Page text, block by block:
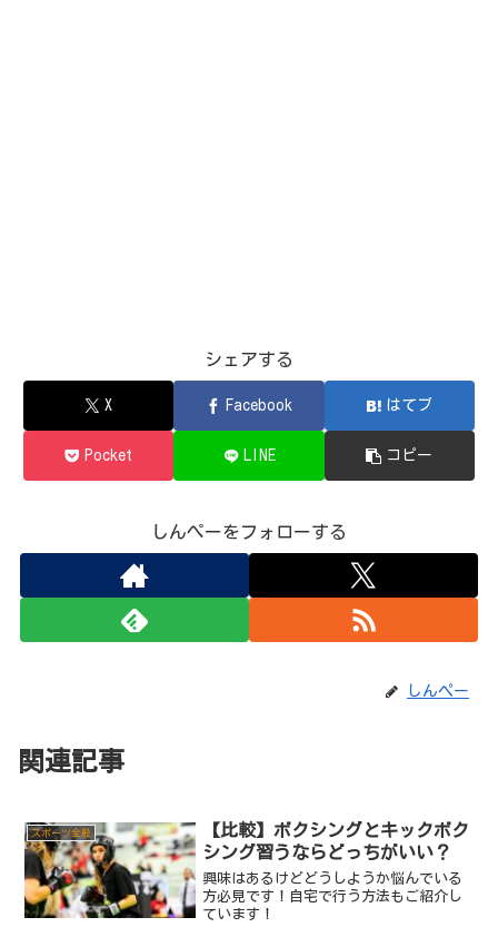
シェアする
X Facebook はてブ
Pocket LINE コピー
しんぺーをフォローする
しんぺー
関連記事
スポーツ全般
【比較】ボクシングとキックボク
シング習うならどっちがいい？
興味はあるけどどうしようか悩んでいる
方必見です！自宅で行う方法もご紹介し
ています！